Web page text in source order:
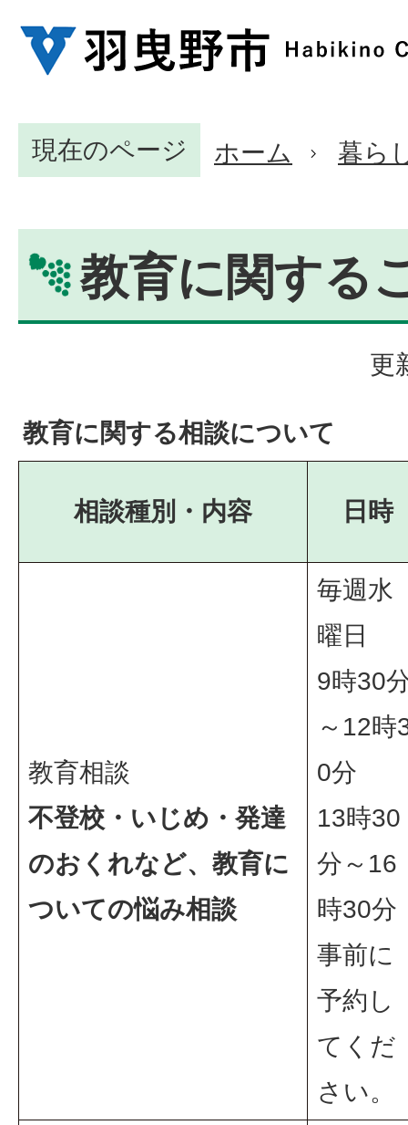
現在のページ ホーム 暮ら
教育に関する
更
教育に関する相談について
相談種別・内容 日時
教育相談
不登校・いじめ・発達
のおくれなど、教育に
ついての悩み相談
毎週水
曜日
9時30
～12時
0分
13時30
分～16
時30分
事前に
予約し
てくだ
さい。